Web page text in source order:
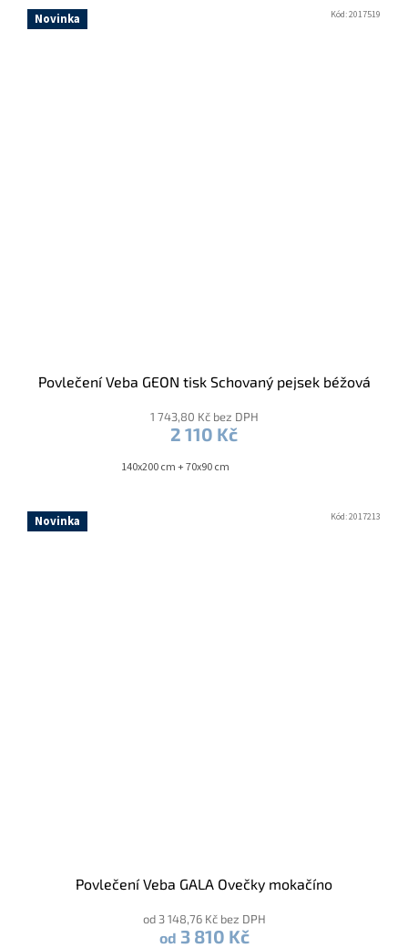
Novinka
Povlečení Veba GEON tisk Schovaný pejsek béžová
1 743,80 Kč bez DPH
2 110 Kč
140x200 cm + 70x90 cm
Kód:2017519
Novinka
Povlečení Veba GALA Ovečky mokačíno
od 3 148,76 Kč bez DPH
od 3 810 Kč
Kód:2017213